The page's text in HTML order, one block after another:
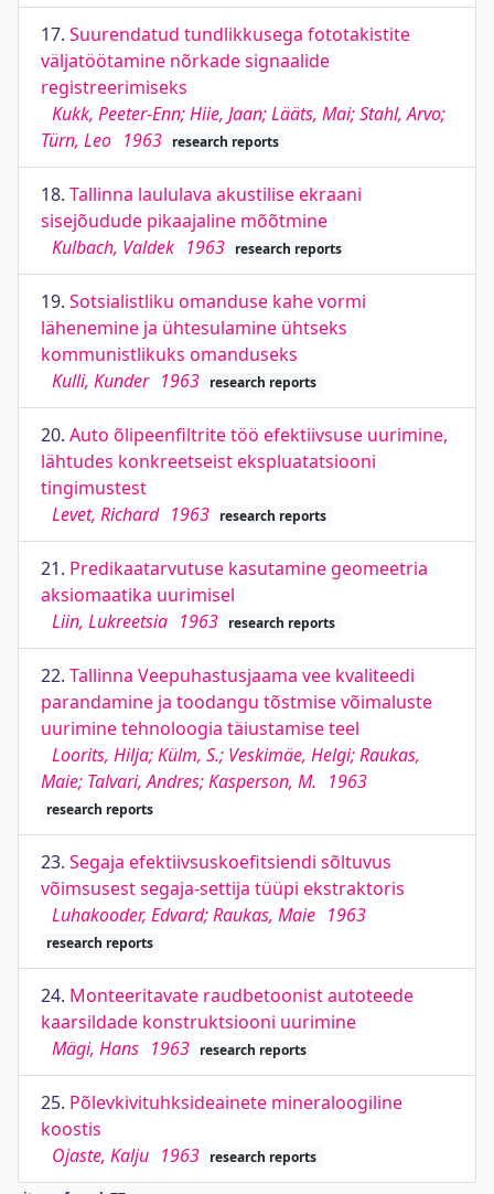
17. Suurendatud tundlikkusega fototakistite
väljatöötamine nõrkade signaalide
registreerimiseks
Kukk, Peeter-Enn; Hiie, Jaan; Lääts, Mai; Stahl, Arvo;
Türn, Leo 1963 research reports
18. Tallinna laululava akustilise ekraani
sisejõudude pikaajaline mõõtmine
Kulbach, Valdek 1963 research reports
19. Sotsialistliku omanduse kahe vormi
lähenemine ja ühtesulamine ühtseks
kommunistlikuks omanduseks
Kulli, Kunder 1963 research reports
20. Auto õlipeenfiltrite töö efektiivsuse uurimine,
lähtudes konkreetseist ekspluatatsiooni
tingimustest
Levet, Richard 1963 research reports
21. Predikaatarvutuse kasutamine geomeetria
aksiomaatika uurimisel
Liin, Lukreetsia 1963 research reports
22. Tallinna Veepuhastusjaama vee kvaliteedi
parandamine ja toodangu tõstmise võimaluste
uurimine tehnoloogia täiustamise teel
Loorits, Hilja; Külm, S.; Veskimäe, Helgi; Raukas,
Maie; Talvari, Andres; Kasperson, M. 1963
research reports
23. Segaja efektiivsuskoefitsiendi sõltuvus
võimsusest segaja-settija tüüpi ekstraktoris
Luhakooder, Edvard; Raukas, Maie 1963
research reports
24. Monteeritavate raudbetoonist autoteede
kaarsildade konstruktsiooni uurimine
Mägi, Hans 1963 research reports
25. Põlevkivituhksideainete mineraloogiline
koostis
Ojaste, Kalju 1963 research reports